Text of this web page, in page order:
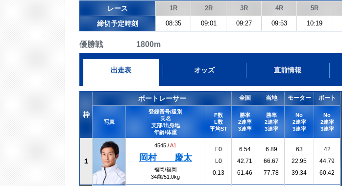
レース 1R 2R 3R 4R 5R
締切予定時刻 08:35 09:01 09:27 09:53 10:19
優勝戦 1800m
出走表 オッズ 直前情報
枠
ボートレーサー 全国 当地 モーター ボート
写真
登録番号/級別
氏名
支部/出身地
年齢/体重
F数
L数
平均ST
勝率
2連率
3連率
勝率
2連率
3連率
No
2連率
3連率
No
2連率
3連率
１
4545 /A1
岡村 慶太
福岡/福岡
34歳/51.0kg
F0
L0
0.13
6.54
42.71
61.46
6.89
66.67
77.78
63
22.95
39.34
42
44.79
60.42